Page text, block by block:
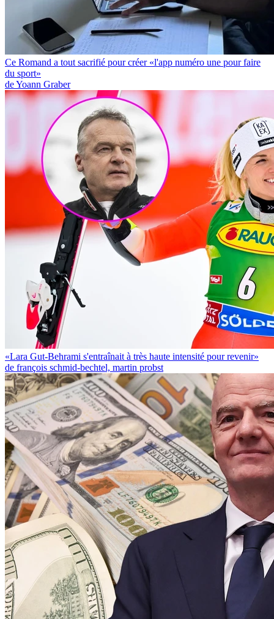
Ce Romand a tout sacrifié pour créer «l'app numéro une pour faire
du sport»
de Yoann Graber
«Lara Gut-Behrami s'entraînait à très haute intensité pour revenir»
de françois schmid-bechtel, martin probst